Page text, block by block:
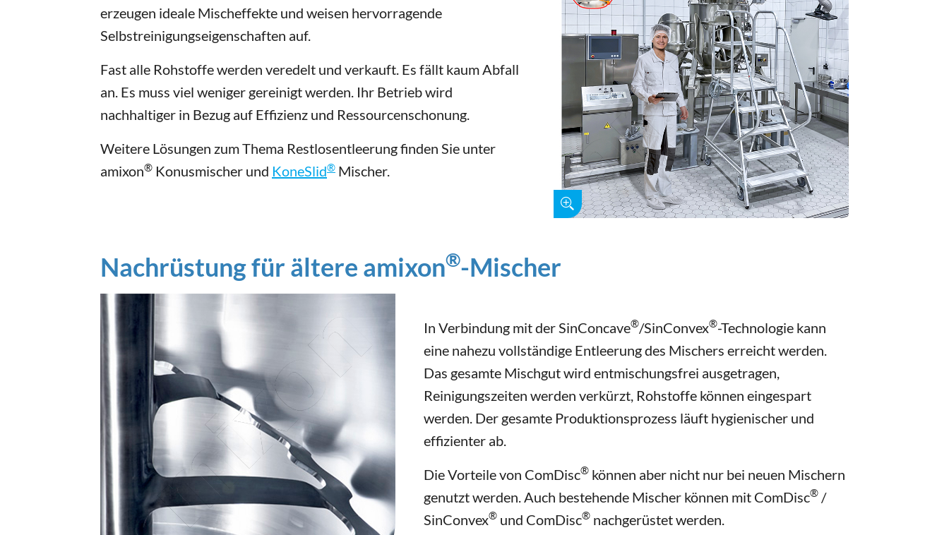
erzeugen ideale Mischeffekte und weisen hervorragende
Selbstreinigungseigenschaften auf.
Fast alle Rohstoffe werden veredelt und verkauft. Es fällt kaum Abfall
an. Es muss viel weniger gereinigt werden. Ihr Betrieb wird
nachhaltiger in Bezug auf Effizienz und Ressourcenschonung.
Weitere Lösungen zum Thema Restlosentleerung finden Sie unter
amixon® Konusmischer und KoneSlid® Mischer.
Nachrüstung für ältere amixon®-Mischer
In Verbindung mit der SinConcave®/SinConvex®-Technologie kann
eine nahezu vollständige Entleerung des Mischers erreicht werden.
Das gesamte Mischgut wird entmischungsfrei ausgetragen,
Reinigungszeiten werden verkürzt, Rohstoffe können eingespart
werden. Der gesamte Produktionsprozess läuft hygienischer und
effizienter ab.
Die Vorteile von ComDisc® können aber nicht nur bei neuen Mischern
genutzt werden. Auch bestehende Mischer können mit ComDisc® /
SinConvex® und ComDisc® nachgerüstet werden.